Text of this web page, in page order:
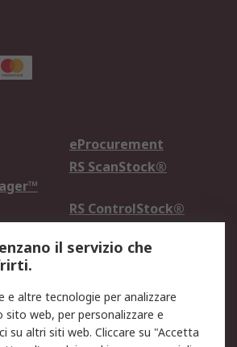
eProcurement
RS ScanStock®
RS ControlStock®
Informativa Privacy -
Aggiornata
il servizio che
e altre tecnologie per analizzare
web, per personalizzare e
su altri siti web. Cliccare su "Accetta